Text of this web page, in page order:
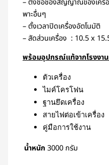
– ตั้งชื่อช่องสัญญาณของเครื่
พาะอื่นๆ
– ตั้งเวลาปิดเครื่องอัตโนมัติ
– สัดส่วนเครื่อง : 10.5 x
พร้อมอุปกรณ์แท้จากโรงงา
ตัวเครื่อง
ไมค์โครโฟน
ฐานยึดเครื่อง
สายไฟต่อเข้าเครื่อง
คู่มือการใช้งาน
น้ำหนัก 3000 กรัม